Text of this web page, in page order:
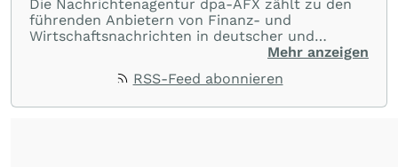
Die Nachrichtenagentur dpa-AFX zählt zu den
führenden Anbietern von Finanz- und
Wirtschaftsnachrichten in deutscher und
englischer Sprache. Gestützt auf ein
dpa-AFX unabhängig, zuverlässig und schnell
Mehr anzeigen
RSS-Feed abonnieren